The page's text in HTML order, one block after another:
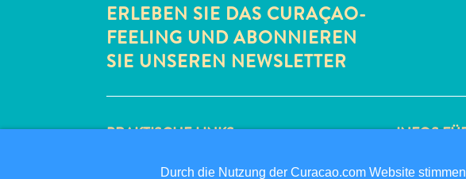
ERLEBEN SIE DAS CURAÇAO-
FEELING UND ABONNIEREN
SIE UNSEREN NEWSLETTER
PRAKTISCHE LINKS INFOS
Durch die Nutzung der Curacao.com Website